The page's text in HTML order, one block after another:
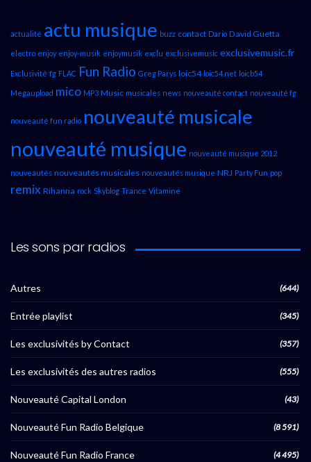
actualité actu musique buzz contact Dario David Guetta
electro enjoy enjoy-musik enjoymusik exclu exclusivemusic exclusivemusic.fr
Exclusivité fg FLAC Fun Radio Greg Parys loic54 loic54.net loicb54
Megaupload mico MP3 Music musicales news nouveauté contact nouveauté fg
nouveauté fun radio nouveauté musicale
nouveauté musique nouveauté musique 2012
nouveautés nouveautés musicales nouveautés musique NRJ Party Fun pop
remix Rihanna rock Skyblog Trance Vitamine
Les sons par radios
Autres (644)
Entrée playlist (345)
Les exclusivités by Contact (357)
Les exclusivités des autres radios (555)
Nouveauté Capital London (43)
Nouveauté Fun Radio Belgique (8 591)
Nouveauté Fun Radio France (4 495)